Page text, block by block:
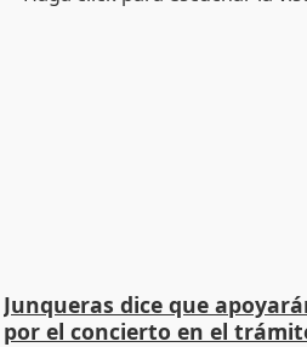
Junqueras dice que
por el concierto en el